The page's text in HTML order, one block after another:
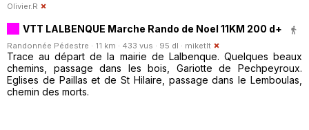
Olivier.R
VTT LALBENQUE Marche Rando de Noel 11KM 200 d+
Randonnée Pédestre · 11 km · 433 vus · 95 dl · miketlt
Trace au départ de la mairie de Lalbenque. Quelques beaux
chemins, passage dans les bois, Gariotte de Pechpeyroux.
Eglises de Paillas et de St Hilaire, passage dans le Lemboulas,
chemin des morts.